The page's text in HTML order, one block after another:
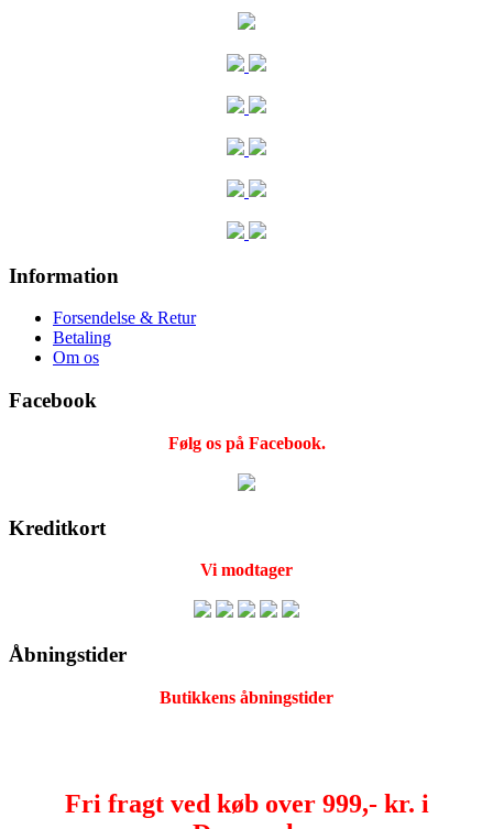
Information
Forsendelse & Retur
Betaling
Om os
Facebook
Følg os på Facebook.
Kreditkort
Vi modtager
Åbningstider
Butikkens åbningstider
Fri fragt ved køb over 999,- kr. i